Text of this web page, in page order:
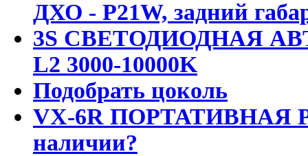
ДХО - P21W, задний
3S СВЕТОДИОДНАЯ
L2 3000-10000K
Подобрать цоколь
VX-6R ПОРТАТИВНАЯ
наличии?